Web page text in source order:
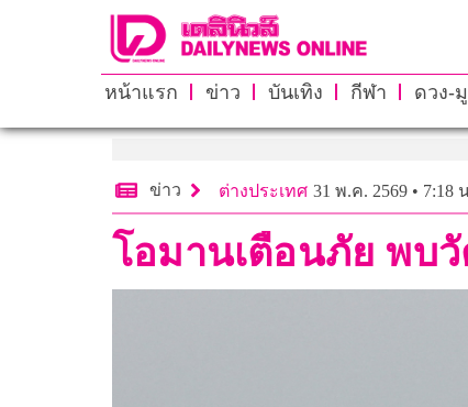
หน้าแรก ข่าว บันเทิง กีฬา ดวง-
ข่าว ต่างประเทศ 31 พ.ค. 2569 • 7:18
โอมานเตือนภัย พบ